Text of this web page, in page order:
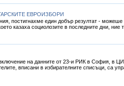
ЕВРОИЗБОРИ
постигнахме един добър резултат -
казаха социолозите в последните дни,
на данните от 23-и РИК в София, в
вписани в избирателните списъци, са